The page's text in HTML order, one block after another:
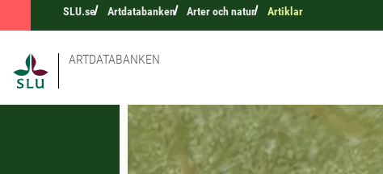
SLU.se Artdatabanken Arter och natur Artiklar
ARTDATABANKEN